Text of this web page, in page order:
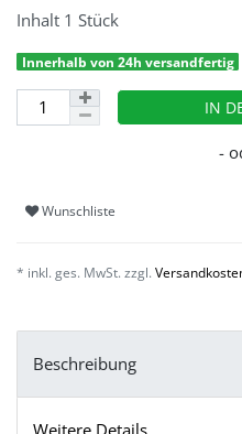
Inhalt 1 Stück
Innerhalb von 24h versandfertig
IN
Wunschliste
* inkl. ges. MwSt. zzgl.
Beschreibung